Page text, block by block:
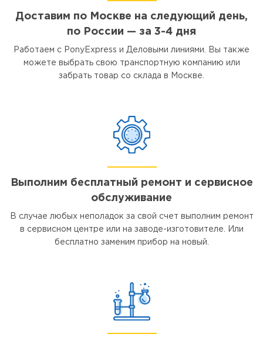
Доставим по Москве на следующий день,
по России — за 3-4 дня
Работаем с PonyExpress и Деловыми линиями. Вы также
можете выбрать свою транспортную компанию или
забрать товар со склада в Москве.
Выполним бесплатный ремонт и сервисное
обслуживание
В случае любых неполадок за свой счет выполним ремонт
в сервисном центре или на заводе-изготовителе. Или
бесплатно заменим прибор на новый.